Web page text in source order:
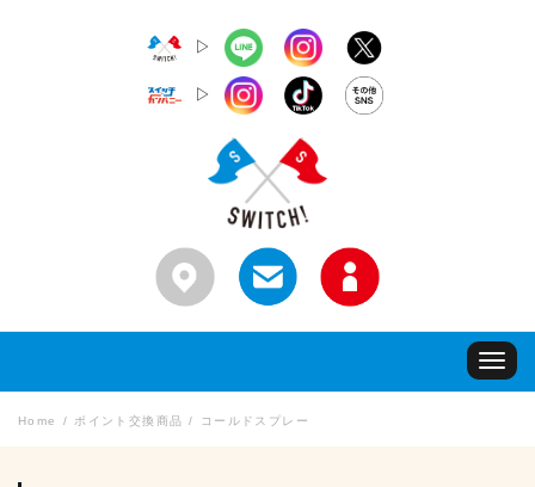
▷
▷
Toggle
Home ポイント交換商品 コールドスプレー